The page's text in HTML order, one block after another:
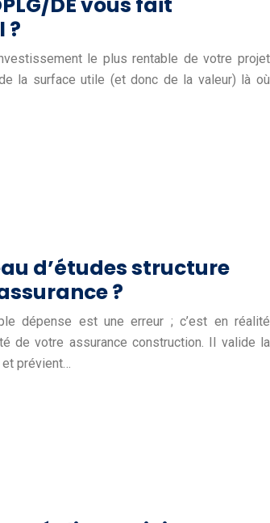
?
le plus rentable de votre projet
la surface utile (et donc de la valeur) là où
d’études structure
?
dépense est une erreur ; c’est en réalité
de votre assurance construction. Il valide la
prévient…